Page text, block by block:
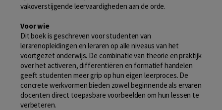
vakoverstijgende leervaardigheden aan de orde.
Voor wie
Dit boek is geschreven voor studenten van
lerarenopleidingen en leraren op alle niveaus van het
voortgezet onderwijs. De combinatie van theorie en praktijk
over het activeren, differentiëren en formatief handelen
geeft studenten meer grip op hun eigen leerproces. De
concrete werkvormen bieden zowel beginnende als ervaren
docenten direct toepasbare voorbeelden om hun lessen te
verbeteren.